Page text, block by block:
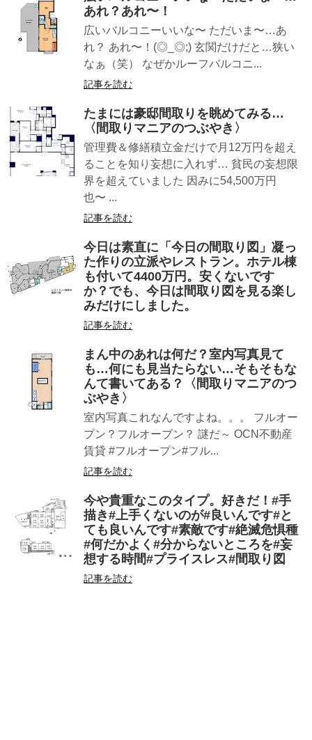
あれ？あれ〜！
広いバルコニーいいな〜 ただいま〜…あ
れ？ あれ〜！(◎_◎;) 玄関だけだと…狭い
なぁ（笑） なぜかルーフバルコニ...
記事を読む
たまには豪邸間取りを眺めてみる…
〈間取りマニアのつぶやき〉
管理費＆修繕積立金だけで月12万円を超え
ることを知り妄想に入れず… 貧民の妄想限
界を超えていました 因みに54,500万円
也〜 ...
記事を読む
今日は素直に「今日の間取り図」凝っ
た作りの立派やレストラン。ホテル棟
も付いて4400万円。安くないです
か？でも、今日は間取り図を見る楽し
みだけにしました。
記事を読む
まん中のあれは何だ？室内写真見て
も…何にも見当たらない…そもそもな
んて書いてある？〈間取りマニアのつ
ぶやき〉
室内写真これなんですよね。。。 フルオー
プン？フルオーブン？ 謎だ～ OCN不動産
賃貸 #フルオープン#フル...
記事を読む
今や貴重なこのタイプ。好きだ！#手
描き#上手くないのが#良いんです#と
ても良いんです#素敵です#絶滅危惧種
#何だかよく#分からないところを#妄
想する時間#プライスレス#間取り図
記事を読む